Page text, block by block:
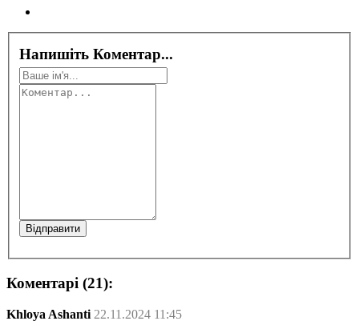
Напишіть Коментар...
Коментарі (21):
Khloya Ashanti 22.11.2024 11:45